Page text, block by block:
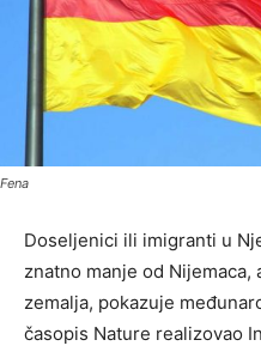
Fena
Doseljenici ili imigranti u
znatno manje od Nijemaca,
zemalja, pokazuje
časopis Nature realizovao